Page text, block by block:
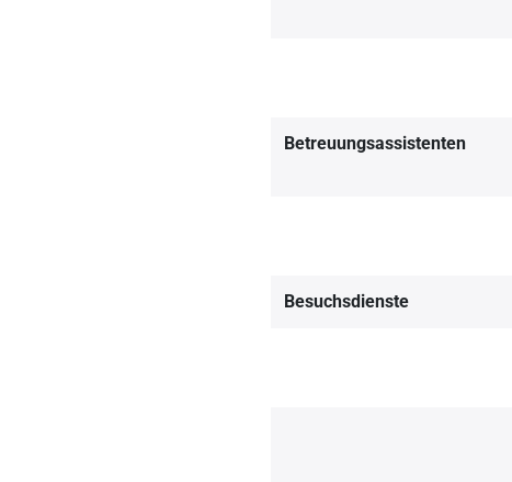
Betreuungsassistenten
Besuchsdienste